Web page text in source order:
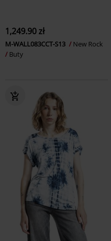
1,249.90 zł
M-WALL083CCT-S13
New Rock
Buty